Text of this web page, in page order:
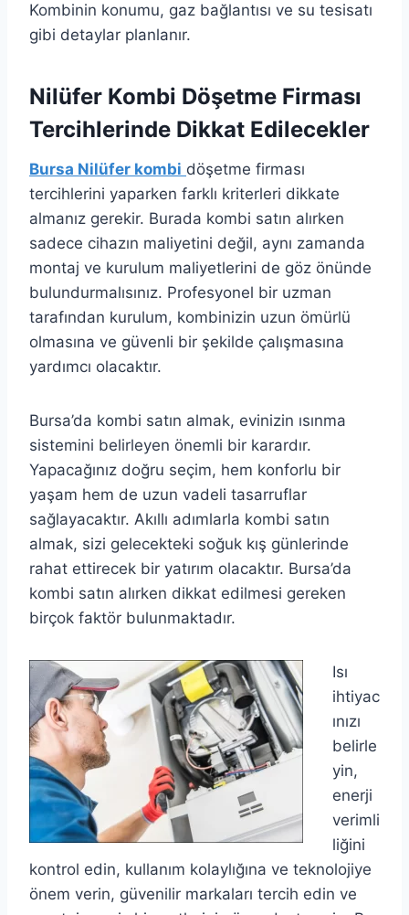
Kombinin konumu, gaz bağlantısı ve su tesisatı
gibi detaylar planlanır.
Nilüfer Kombi Döşetme Firması
Tercihlerinde Dikkat Edilecekler
Bursa Nilüfer kombi döşetme firması
tercihlerini yaparken farklı kriterleri dikkate
almanız gerekir. Burada kombi satın alırken
sadece cihazın maliyetini değil, aynı zamanda
montaj ve kurulum maliyetlerini de göz önünde
bulundurmalısınız. Profesyonel bir uzman
tarafından kurulum, kombinizin uzun ömürlü
olmasına ve güvenli bir şekilde çalışmasına
yardımcı olacaktır.
Bursa’da kombi satın almak, evinizin ısınma
sistemini belirleyen önemli bir karardır.
Yapacağınız doğru seçim, hem konforlu bir
yaşam hem de uzun vadeli tasarruflar
sağlayacaktır. Akıllı adımlarla kombi satın
almak, sizi gelecekteki soğuk kış günlerinde
rahat ettirecek bir yatırım olacaktır. Bursa’da
kombi satın alırken dikkat edilmesi gereken
birçok faktör bulunmaktadır.
Isı
ihtiyac
ınızı
belirle
yin,
enerji
verimli
liğini
kontrol edin, kullanım kolaylığına ve teknolojiye
önem verin, güvenilir markaları tercih edin ve